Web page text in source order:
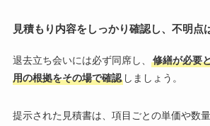
見積もり内容をしっかり確認し、不明点
退去立ち会いには必ず同席し、
修繕が必要
用の根拠をその場で確認しましょう。
提示された見積書は、項目ごとの単価や数